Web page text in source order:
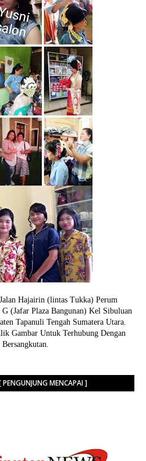
Hajairin (lintas Tukka) Perum
(Jafar Plaza Bangunan) Kel Sibuluan
Tapanuli Tengah Sumatera Utara.
Gambar Untuk Terhubung Dengan
PENGUNJUNG MENCAPAI ]